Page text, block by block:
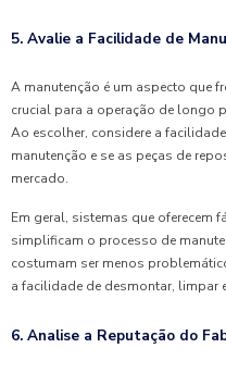
5. Avalie a Facilidade de
A manutenção é um aspecto que
crucial para a operação de longo
Ao escolher, considere a
manutenção e se as peças de
mercado.
Em geral, sistemas que oferecem
simplificam o processo de
costumam ser menos
a facilidade de desmontar, limpar
6. Analise a Reputação do